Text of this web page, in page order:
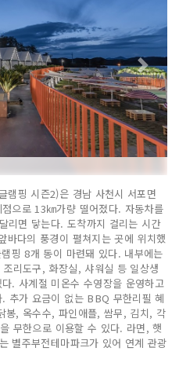
램핑 시즌2)은 경남 사천시 서포면
으로 13㎞가량 떨어졌다. 자동차를
리면 닿는다. 도착까지 걸리는 시간
바다의 풍경이 펼쳐지는 곳에 위치했
핑 8개 동이 마련돼 있다. 내부에는
리도구, 화장실, 샤워실 등 일상생
. 사계절 미온수 수영장을 운영하고
추가 요금이 없는 BBQ 무한리필 혜
봉, 옥수수, 파인애플, 쌈무, 김치, 각
무한으로 이용할 수 있다. 라면, 햇
별주부전테마파크가 있어 연계 관광